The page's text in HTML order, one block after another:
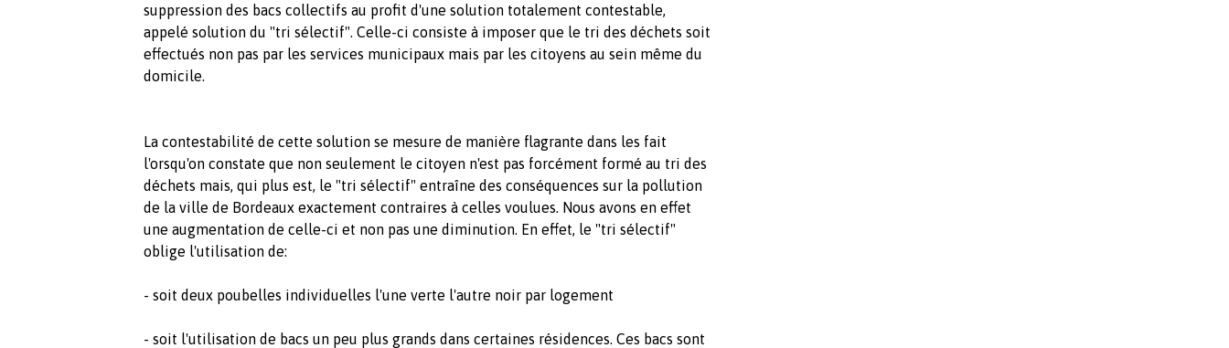
suppression des bacs collectifs au profit d'une solution totalement contestable,
appelé solution du "tri sélectif". Celle-ci consiste à imposer que le tri des déchets soit
effectués non pas par les services municipaux mais par les citoyens au sein même du
domicile.
La contestabilité de cette solution se mesure de manière flagrante dans les fait
l'orsqu'on constate que non seulement le citoyen n'est pas forcément formé au tri des
déchets mais, qui plus est, le "tri sélectif" entraîne des conséquences sur la pollution
de la ville de Bordeaux exactement contraires à celles voulues. Nous avons en effet
une augmentation de celle-ci et non pas une diminution. En effet, le "tri sélectif"
oblige l'utilisation de:
- soit deux poubelles individuelles l'une verte l'autre noir par logement
- soit l'utilisation de bacs un peu plus grands dans certaines résidences. Ces bacs sont